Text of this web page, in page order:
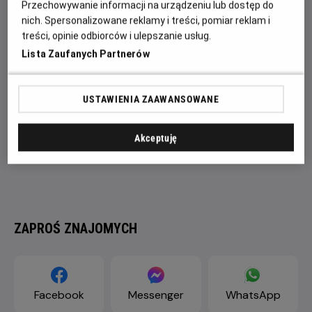
realizacji bezprecedensowego planu.
ZAPROŚ ZNAJOMYCH
Facebook Messenger WhatsApp
Przechowywanie informacji na urządzeniu lub dostęp do
nich. Spersonalizowane reklamy i treści, pomiar reklam i
treści, opinie odbiorców i ulepszanie usług.
Lista Zaufanych Partnerów
USTAWIENIA ZAAWANSOWANE
Akceptuję